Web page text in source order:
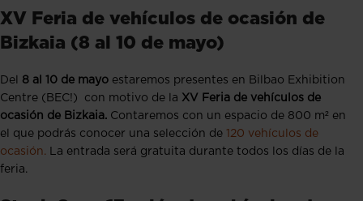
XV Feria de vehículos de ocasión de
Bizkaia (8 al 10 de mayo)
Del 8 al 10 de mayo estaremos presentes en Bilbao Exhibition
Centre (BEC!) con motivo de la XV Feria de vehículos de
ocasión de Bizkaia. Contaremos con un espacio de 800 m² en
el que podrás conocer una selección de 120 vehículos de
ocasión. La entrada será gratuita durante todos los días de la
feria.